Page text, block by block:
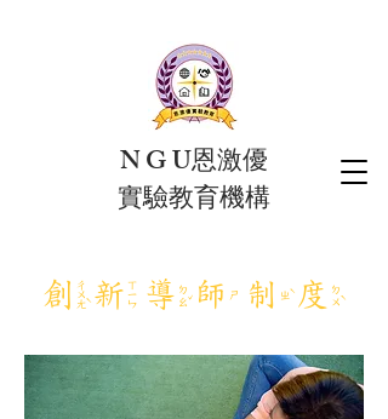
N G U恩激優
實驗教育機構
​創新 導師制度